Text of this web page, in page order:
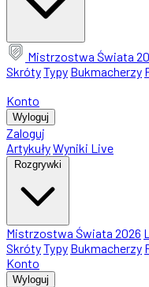
Mistrzostwa Świata
SkrótyTypy Bukmacherzy
Konto
Wyloguj
Zaloguj
ArtykułyWyniki Live
Rozgrywki
Mistrzostwa Świata 2026
SkrótyTypy Bukmacherzy
Konto
Wyloguj